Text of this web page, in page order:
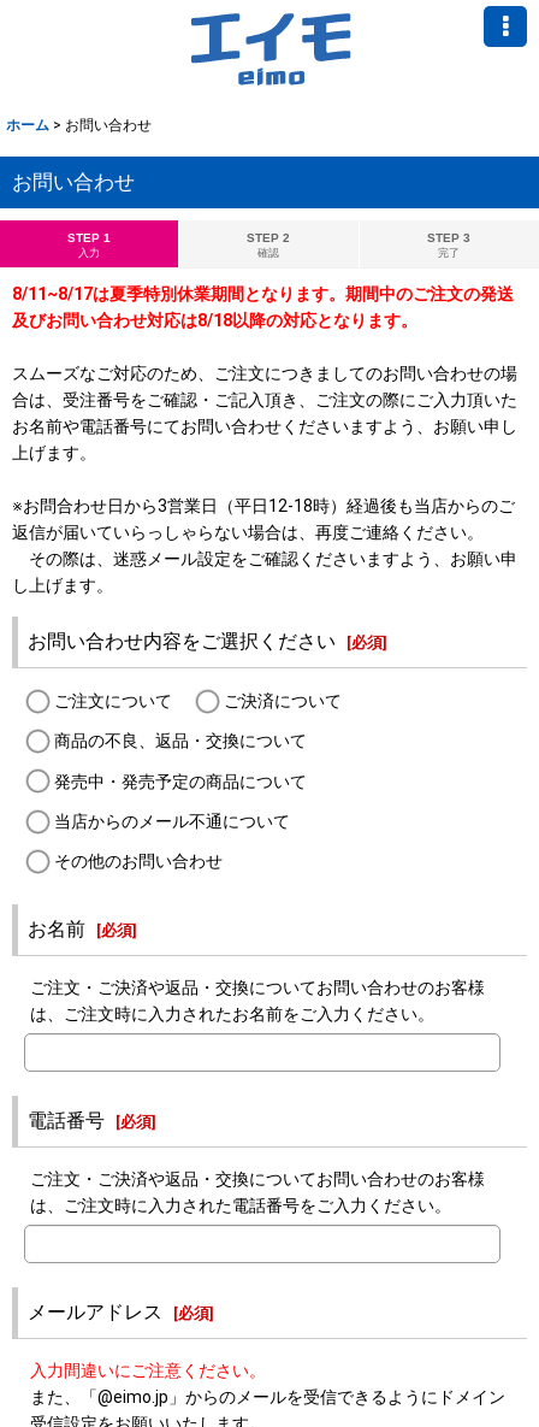
ホーム > お問い合わせ
お問い合わせ
STEP 1
入力
STEP 2
確認
STEP 3
完了
8/11~8/17は夏季特別休業期間となります。期間中のご注文の発送
及びお問い合わせ対応は8/18以降の対応となります。
スムーズなご対応のため、ご注文につきましてのお問い合わせの場
合は、受注番号をご確認・ご記入頂き、ご注文の際にご入力頂いた
お名前や電話番号にてお問い合わせくださいますよう、お願い申し
上げます。
※お問合わせ日から3営業日（平日12-18時）経過後も当店からのご
返信が届いていらっしゃらない場合は、再度ご連絡ください。
その際は、迷惑メール設定をご確認くださいますよう、お願い申
し上げます。
お問い合わせ内容をご選択ください [必須]
ご注文について ご決済について
商品の不良、返品・交換について
発売中・発売予定の商品について
当店からのメール不通について
その他のお問い合わせ
お名前 [必須]
ご注文・ご決済や返品・交換についてお問い合わせのお客様
は、ご注文時に入力されたお名前をご入力ください。
電話番号 [必須]
ご注文・ご決済や返品・交換についてお問い合わせのお客様
は、ご注文時に入力された電話番号をご入力ください。
メールアドレス [必須]
入力間違いにご注意ください。
また、「@eimo.jp」からのメールを受信できるようにドメイン